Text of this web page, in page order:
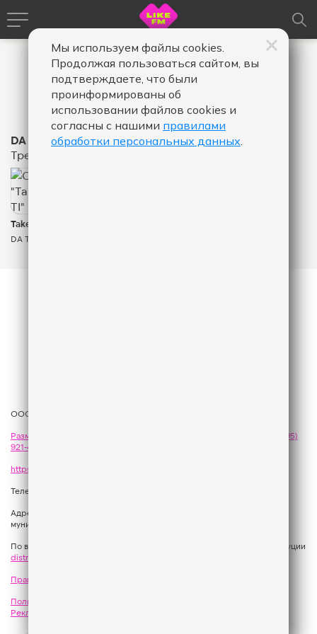
DA TI
Треки
Take Me There
DA TI
ООО «ГПМ Радио», 2026
Размещение рекламы
+7 (495)
921-40-41
https://gpmsaleshouse.ru/
Телефон редакции:
Адрес: 129075, Российская Федерация, город Москва, вн.тер.г.
муниципальный округ Останкинский, улица Новомосковская, дом 12.
По вопросам регионального развития обращаться в Отдел дистрибуции
distribution@gpmradio.ru
Правила участия в акциях, конкурсах, играх
Политика конфиденциальности
Реклама на Like FM
Мы используем файлы cookies.
Продолжая пользоваться сайтом, вы
подтверждаете, что были
проинформированы об
использовании файлов cookies и
согласны с нашими правилами
обработки персональных данных.